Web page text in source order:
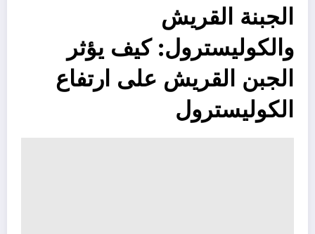
الجبنة القريش
والكوليسترول: كيف يؤثر
الجبن القريش على ارتفاع
الكوليسترول